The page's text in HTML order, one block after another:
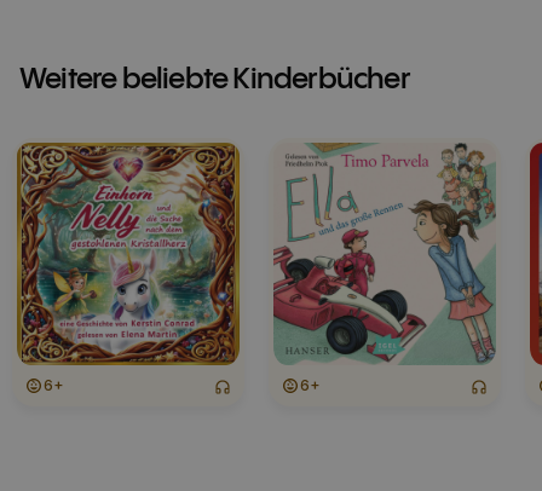
Weitere beliebte Kinderbücher
6+ 6+